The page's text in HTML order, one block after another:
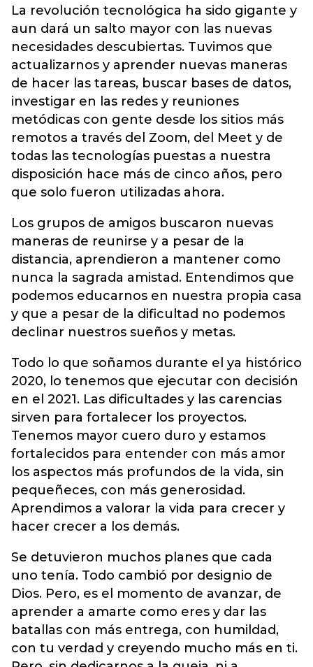
La revolución tecnológica ha sido gigante y
aun dará un salto mayor con las nuevas
necesidades descubiertas. Tuvimos que
actualizarnos y aprender nuevas maneras
de hacer las tareas, buscar bases de datos,
investigar en las redes y reuniones
metódicas con gente desde los sitios más
remotos a través del Zoom, del Meet y de
todas las tecnologías puestas a nuestra
disposición hace más de cinco años, pero
que solo fueron utilizadas ahora.
Los grupos de amigos buscaron nuevas
maneras de reunirse y a pesar de la
distancia, aprendieron a mantener como
nunca la sagrada amistad. Entendimos que
podemos educarnos en nuestra propia casa
y que a pesar de la dificultad no podemos
declinar nuestros sueños y metas.
Todo lo que soñamos durante el ya histórico
2020, lo tenemos que ejecutar con decisión
en el 2021. Las dificultades y las carencias
sirven para fortalecer los proyectos.
Tenemos mayor cuero duro y estamos
fortalecidos para entender con más amor
los aspectos más profundos de la vida, sin
pequeñeces, con más generosidad.
Aprendimos a valorar la vida para crecer y
hacer crecer a los demás.
Se detuvieron muchos planes que cada
uno tenía. Todo cambió por designio de
Dios. Pero, es el momento de avanzar, de
aprender a amarte como eres y dar las
batallas con más entrega, con humildad,
con tu verdad y creyendo mucho más en ti.